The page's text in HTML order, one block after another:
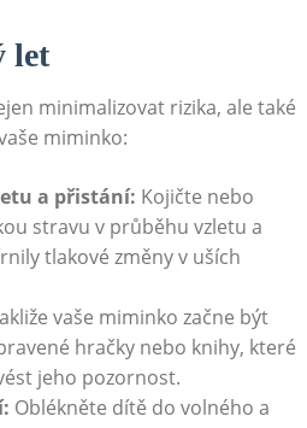
let
minimalizovat rizika, ale také
miminko:
a přistání: Kojičte nebo
stravu v průběhu vzletu a
tlakové změny v uších
vaše miminko začne být
hračky nebo knihy, které
jeho pozornost.
Oblékněte dítě do volného a